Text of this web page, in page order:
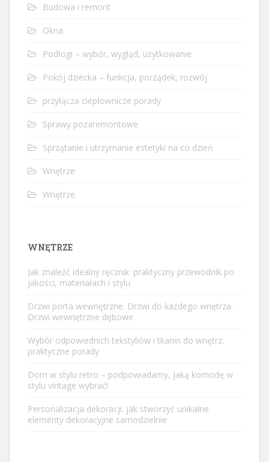
Budowa i remont
Okna
Podłogi – wybór, wygląd, użytkowanie
Pokój dziecka – funkcja, porządek, rozwój
przyłącza ciepłownicze porady
Sprawy pozaremontowe
Sprzątanie i utrzymanie estetyki na co dzień
Wnętrze
Wnętrze
WNĘTRZE
Jak znaleźć idealny ręcznik: praktyczny przewodnik po
jakości, materiałach i stylu
Drzwi porta wewnętrzne. Drzwi do każdego wnętrza.
Drzwi wewnętrzne dębowe
Wybór odpowiednich tekstyliów i tkanin do wnętrz:
praktyczne porady
Dom w stylu retro – podpowiadamy, jaką komodę w
stylu vintage wybrać!
Personalizacja dekoracji: jak stworzyć unikalne
elementy dekoracyjne samodzielnie